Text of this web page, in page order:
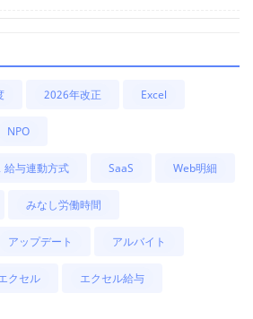
2026年改正 Excel
NPO
給与連動方式 SaaS Web明細
みなし労働時間
アップデート アルバイト
クセル エクセル給与